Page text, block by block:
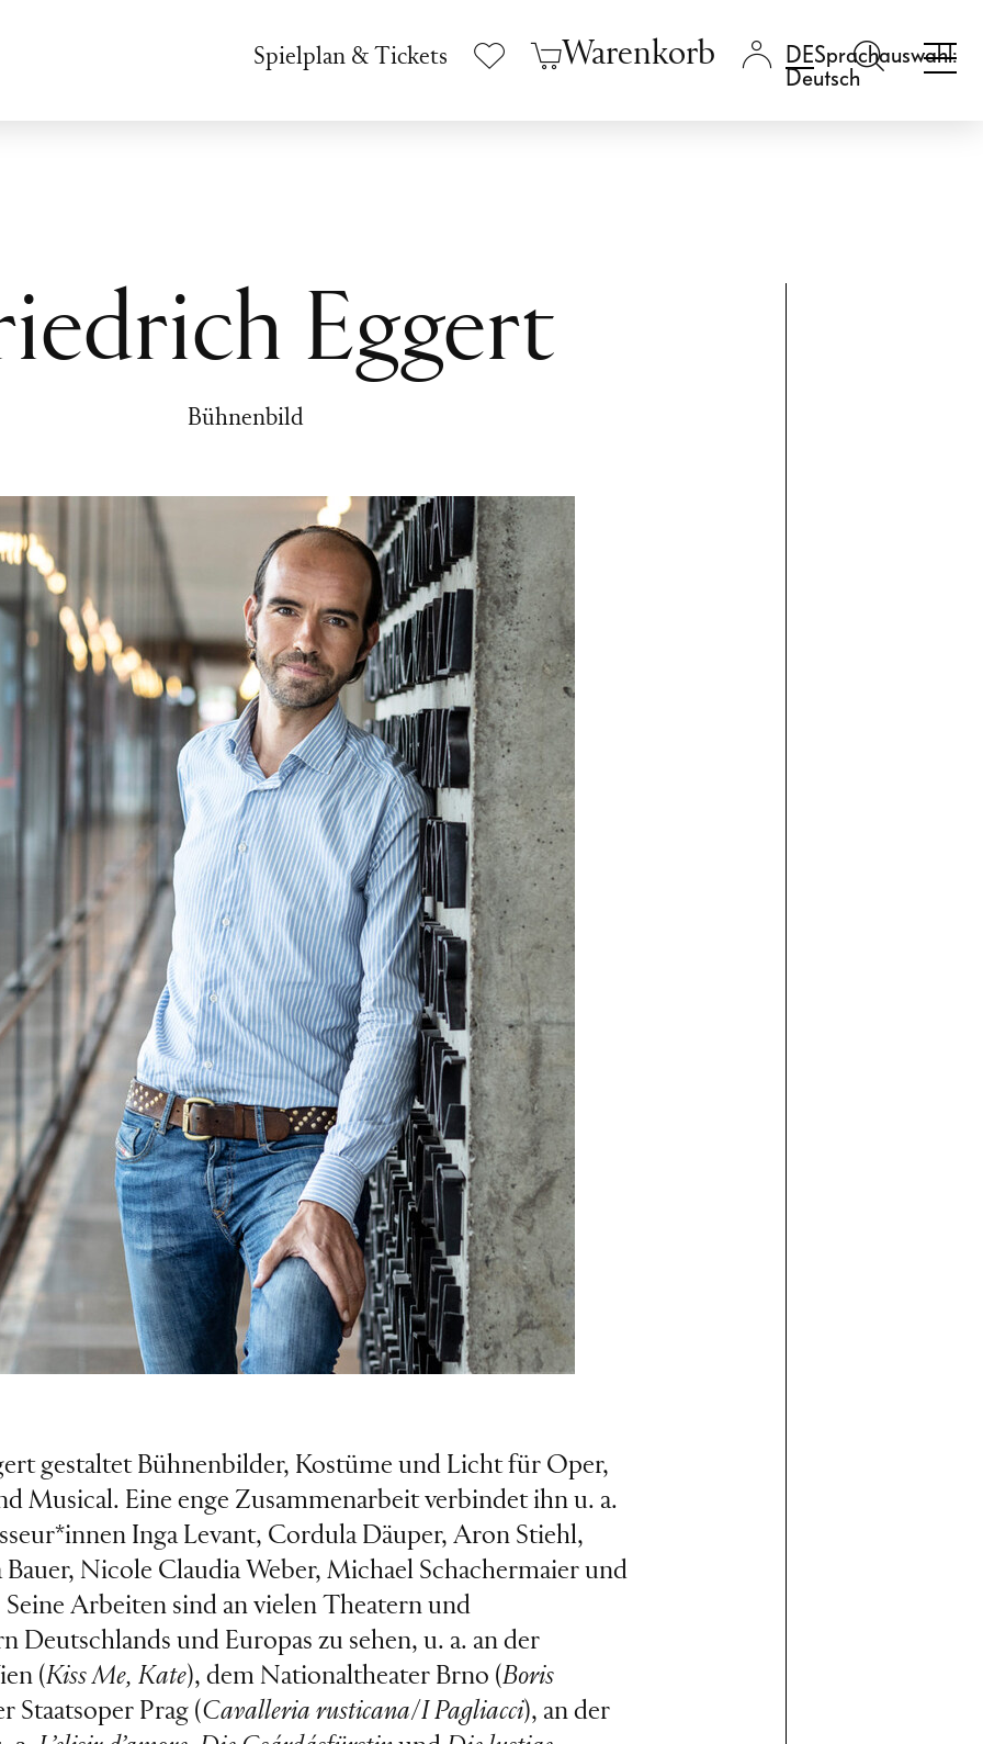
Spielplan & Tickets Warenkorb
Sprachauswahl:
Deutsch
Eggert
Bühnenbild
gestaltet Bühnenbilder, Kostüme und Licht für Oper,
Musical. Eine enge Zusammenarbeit verbindet ihn u. a.
Inga Levant, Cordula Däuper, Aron Stiehl,
Nicole Claudia Weber, Michael Schachermaier und
Arbeiten sind an vielen Theatern und
Deutschlands und Europas zu sehen, u. a. an der
(Kiss Me, Kate), dem Nationaltheater Brno (Boris
Staatsoper Prag (Cavalleria rusticana/I Pagliacci), an der